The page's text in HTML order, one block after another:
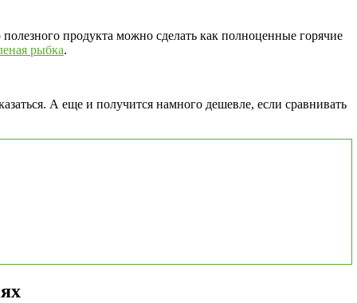
продукта можно сделать как полноценные горячие
рыбка.
А еще и получится намного дешевле, если сравнивать